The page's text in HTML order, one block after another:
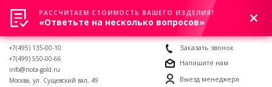
0
+7(495) 135-00-10
+7(499) 550-00-66
info@nota-gold.ru
Москва, ул. Сущевский вал, 49
Заказать звонок
Напишите нам
Выезд менеджера
РАССЧИТАЕМ СТОИМОСТЬ ВАШЕГО ИЗДЕЛИЯ?
«Ответьте на несколько вопросов»